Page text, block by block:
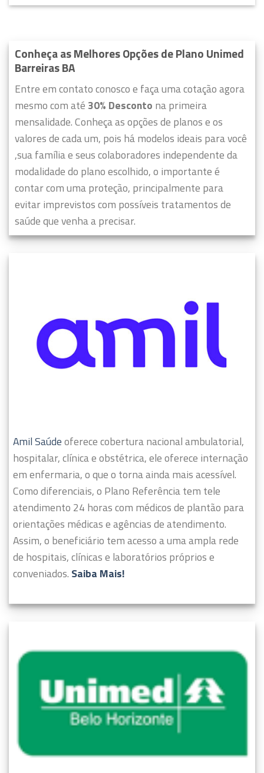
Conheça as Melhores Opções de Plano Unimed
Barreiras BA
Entre em contato conosco e faça uma cotação agora
mesmo com até 30% Desconto na primeira
mensalidade. Conheça as opções de planos e os
valores de cada um, pois há modelos ideais para você
,sua família e seus colaboradores independente da
modalidade do plano escolhido, o importante é
contar com uma proteção, principalmente para
evitar imprevistos com possíveis tratamentos de
saúde que venha a precisar.
Amil Saúdeoferece cobertura nacional ambulatorial,
hospitalar, clínica e obstétrica, ele oferece internação
em enfermaria, o que o torna ainda mais acessível.
Como diferenciais, o Plano Referência tem tele
atendimento 24 horas com médicos de plantão para
orientações médicas e agências de atendimento.
Assim, o beneficiário tem acesso a uma ampla rede
de hospitais, clínicas e laboratórios próprios e
conveniados. Saiba Mais!